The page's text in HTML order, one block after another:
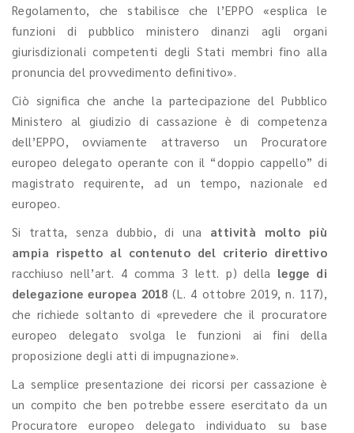
Regolamento, che stabilisce che l’EPPO «esplica le
funzioni di pubblico ministero dinanzi agli organi
giurisdizionali competenti degli Stati membri fino alla
pronuncia del provvedimento definitivo».
Ciò significa che anche la partecipazione del Pubblico
Ministero al giudizio di cassazione è di competenza
dell’EPPO, ovviamente attraverso un Procuratore
europeo delegato operante con il “doppio cappello” di
magistrato requirente, ad un tempo, nazionale ed
europeo.
Si tratta, senza dubbio, di una attività molto più
ampia rispetto al contenuto del criterio direttivo
racchiuso nell’art. 4 comma 3 lett. p) della legge di
delegazione europea 2018 (L. 4 ottobre 2019, n. 117),
che richiede soltanto di «prevedere che il procuratore
europeo delegato svolga le funzioni ai fini della
proposizione degli atti di impugnazione».
La semplice presentazione dei ricorsi per cassazione è
un compito che ben potrebbe essere esercitato da un
Procuratore europeo delegato individuato su base